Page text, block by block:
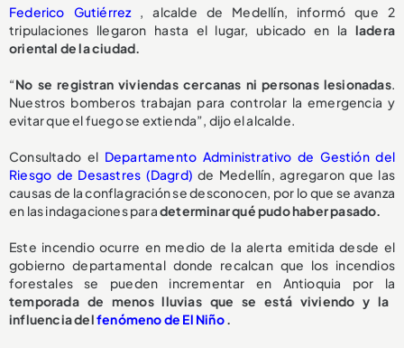
Federico Gutiérrez , alcalde de Medellín, informó que 2
tripulaciones llegaron hasta el lugar, ubicado en la ladera
oriental de la ciudad.
“No se registran viviendas cercanas ni personas lesionadas.
Nuestros bomberos trabajan para controlar la emergencia y
evitar que el fuego se extienda”, dijo el alcalde.
Consultado el Departamento Administrativo de Gestión del
Riesgo de Desastres (Dagrd) de Medellín, agregaron que las
causas de la conflagración se desconocen, por lo que se avanza
en las indagaciones paradeterminar qué pudo haber pasado.
Este incendio ocurre en medio de la alerta emitida desde el
gobierno departamental donde recalcan que los incendios
forestales se pueden incrementar en Antioquia por la
temporada de menos lluvias que se está viviendo y la
influencia delfenómeno de El Niño.